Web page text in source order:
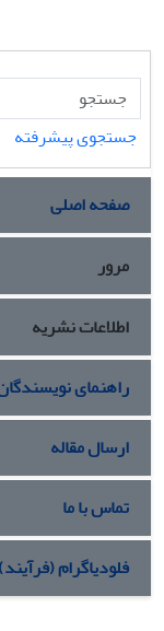
جستجوی پیشرفته
صفحه اصلی
مرور
اطلاعات نشریه
راهنمای
ارسال مقاله
تماس با ما
فلودیاگرام